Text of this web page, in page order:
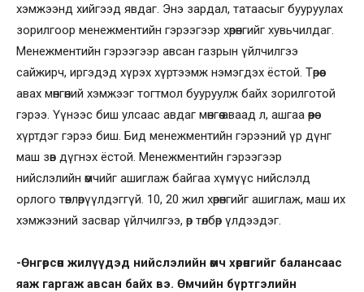
хэмжээнд хийгээд явдаг. Энэ зардал, татаасыг бууруулах
зорилгоор менежментийн гэрээгээр хөрөнгийг хувьчилдаг.
Менежментийн гэрээгээр авсан газрын үйлчилгээ
сайжирч, иргэдэд хүрэх хүртээмж нэмэгдэх ёстой. Төрөөс
авах мөнгөний хэмжээг тогтмол бууруулж байх зорилготой
гэрээ. Үүнээс биш улсаас авдаг мөнгөө аваад л, ашгаа өөрөө
хүртдэг гэрээ биш. Бид менежментийн гэрээний үр дүнг
маш зөв дүгнэх ёстой. Менежментийн гэрээгээр
нийслэлийн өмчийг ашиглаж байгаа хүмүүс нийслэлд
орлого төвлөрүүлдэггүй. 10, 20 жил хөрөнгийг ашиглаж, маш их
хэмжээний засвар үйлчилгээ, өр төлбөр үлдээдэг.
-Өнгөрсөн жилүүдэд нийслэлийн өмч хөрөнгийг балансаас
яаж гаргаж авсан байх вэ. Өмчийн бүртгэлийн